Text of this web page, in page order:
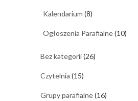
Kalendarium (8)
Ogłoszenia Parafialne(10)
Bez kategorii(26)
Czytelnia (15)
Grupy parafialne(16)